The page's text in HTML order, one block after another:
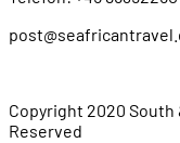
Copyright 2020 South
Reserved